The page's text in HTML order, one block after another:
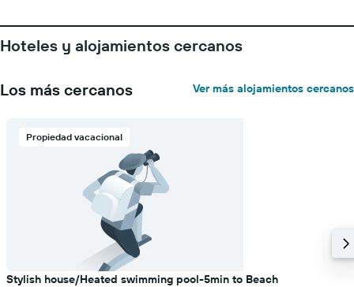
Hoteles y alojamientos cercanos
Los más cercanos Ver más alojamientos cercanos
Propiedad vacacional
Stylish house/Heated swimming pool-5min to Beach